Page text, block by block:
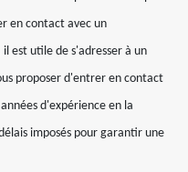
en contact avec un
est utile de s'adresser à un
proposer d'entrer en contact
d'expérience en la
imposés pour garantir une